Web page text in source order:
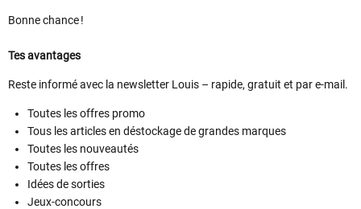
Bonne chance !
Tes avantages
Reste informé avec la newsletter Louis – rapide, gratuit et par e-mail.
Toutes les offres promo
Tous les articles en déstockage de grandes marques
Toutes les nouveautés
Toutes les offres
Idées de sorties
Jeux-concours